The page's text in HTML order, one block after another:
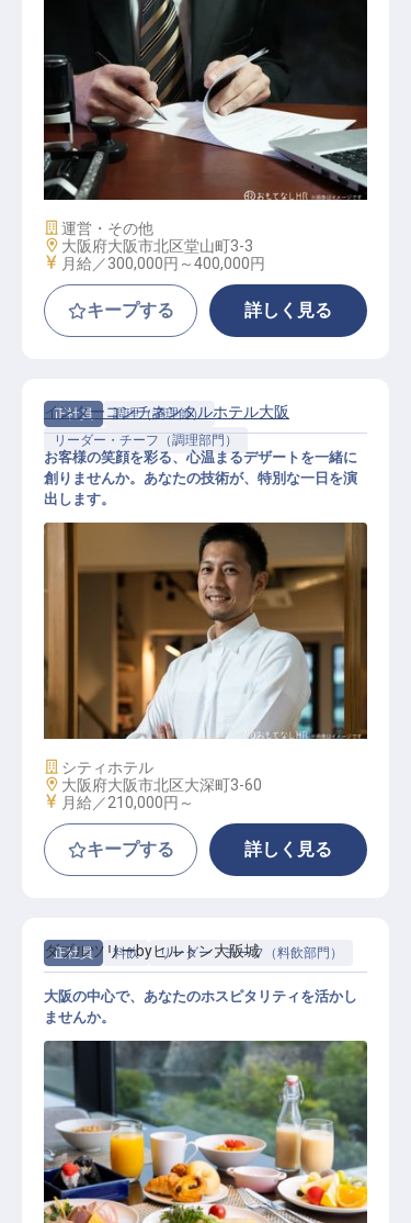
レベニューマネジメント
施設業態
運営・その他
勤務地
大阪府大阪市北区堂山町3-3
給与
月給／300,000円～400,000円
キープする 詳しく見る
正社員
調理（調理師）
リーダー・チーフ（調理部門）
ペストリー コミシェフ
インターコンチネンタルホテル大阪
お客様の笑顔を彩る、心温まるデザートを一緒に
創りませんか。あなたの技術が、特別な一日を演
出します。
施設業態
シティホテル
勤務地
大阪府大阪市北区大深町3-60
給与
月給／210,000円～
キープする 詳しく見る
正社員 料飲 リーダー・チーフ（料飲部門）
料理飲料部 スーパーバイザー
ダブルツリーbyヒルトン大阪城
大阪の中心で、あなたのホスピタリティを活かし
ませんか。